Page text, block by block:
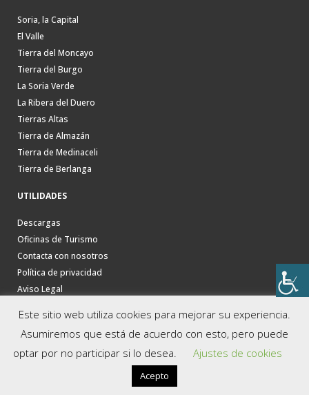
Soria, la Capital
El Valle
Tierra del Moncayo
Tierra del Burgo
La Soria Verde
La Ribera del Duero
Tierras Altas
Tierra de Almazán
Tierra de Medinaceli
Tierra de Berlanga
UTILIDADES
Descargas
Oficinas de Turismo
Contacta con nosotros
Política de privacidad
Aviso Legal
Este sitio web utiliza cookies para mejorar su experiencia.
Asumiremos que está de acuerdo con esto, pero puede
optar por no participar si lo desea.
Ajustes de cookies
Acepto